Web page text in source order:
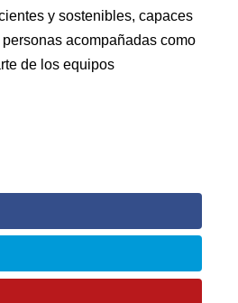
y sostenibles, capaces
acompañadas como
de los equipos